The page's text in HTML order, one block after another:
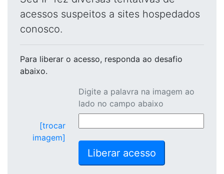
acessos suspeitos a sites hospedados
conosco.
Para liberar o acesso, responda ao desafio
abaixo.
[trocar
imagem]
Digite a palavra na imagem ao
lado no campo abaixo